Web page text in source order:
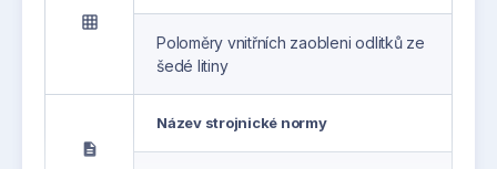
grid_on
Poloměry vnitřních zaobleni odlitků ze
šedé litiny
description
Název strojnické normy